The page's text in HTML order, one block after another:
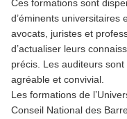
Ces formations sont
d’éminents universitaires
avocats, juristes et
d’actualiser leurs
précis. Les auditeurs
agréable et convivial.
Les formations de
Conseil National des